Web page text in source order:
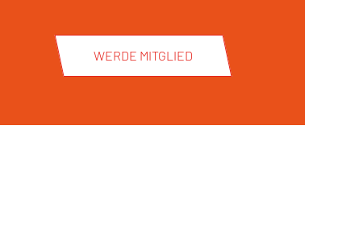
WERDE MITGLIED